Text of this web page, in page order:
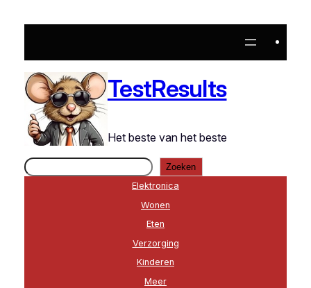
naar
inhoud
TestResults
Het beste van het beste
Zoeken
Zoeken
Elektronica
Wonen
Eten
Verzorging
Kinderen
Meer